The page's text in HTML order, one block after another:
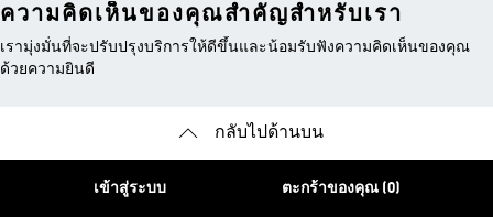
ความคิดเห็นของคุณสำคัญสำหรับเรา
เรามุ่งมั่นที่จะปรับปรุงบริการให้ดีขึ้นและน้อมรับฟังความคิดเห็นของคุณ
ด้วยความยินดี
กลับไปด้านบน
เข้าสู่ระบบ ตะกร้าของคุณ (0)